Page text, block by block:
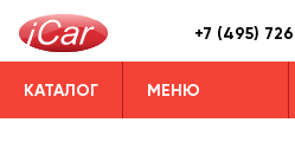
+7 (495)
КАТАЛОГ МЕНЮ